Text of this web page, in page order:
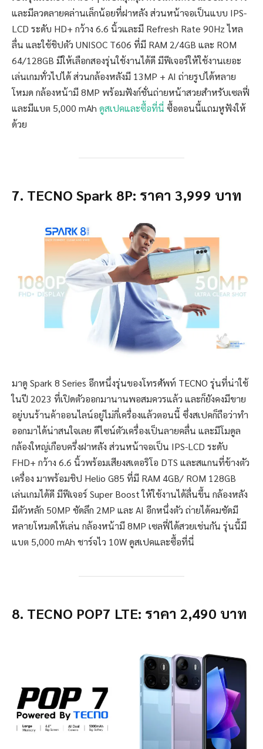
และมีลวดลายคล่านเล็กน้อยที่ฝาหลัง ส่วนหน้าจอเป็นแบบ IPS-
LCD ระดับ HD+ กว้าง 6.6 นิ้วและมี Refresh Rate 90Hz ไหล
ลื่น และใช้ชิปตัว UNISOC T606 ที่มี RAM 2/4GB และ ROM
64/128GB มีให้เลือกสองรุ่นใช้งานได้ดี มีฟีเจอร์ให้ใช้งานเยอะ
เล่นเกมทั่วไปได้ ส่วนกล้องหลังมี 13MP + AI ถ่ายรูปได้หลาย
โหมด กล้องหน้ามี 8MP พร้อมฟังก์ชั่นถ่ายหน้าสวยสำหรับเซลฟี่
และมีแบต 5,000 mAh ดูสเปคและซื้อที่นี่ ซื้อตอนนี้แถมหูฟังให้
ด้วย
7. TECNO Spark 8P: ราคา 3,999 บาท
มาดู Spark 8 Series อีกหนึ่งรุ่นของโทรศัพท์ TECNO รุ่นที่น่าใช้
ในปี 2023 ที่เปิดตัวออกมานานพอสมควรแล้ว และก็ยังคงมีขาย
อยู่บนร้านค้าออนไลน์อยู่ไม่กี่เครื่องแล้วตอนนี้ ซึ่งสเปคก็ถือว่าทำ
ออกมาได้น่าสนใจเลย ดีไซน์ตัวเครื่องเป็นลายคลื่น และมีโมดูล
กล้องใหญ่เกือบครึ่งฝาหลัง ส่วนหน้าจอเป็น IPS-LCD ระดับ
FHD+ กว้าง 6.6 นิ้วพร้อมเสียงสเตอริโอ DTS และสแกนที่ข้างตัว
เครื่อง มาพร้อมชิป Helio G85 ที่มี RAM 4GB/ ROM 128GB
เล่นเกมได้ดี มีฟีเจอร์ Super Boost ให้ใช้งานได้ลื่นขึ้น กล้องหลัง
มีตัวหลัก 50MP ชัดลึก 2MP และ AI อีกหนึ่งตัว ถ่ายได้คมชัดมี
หลายโหมดให้เล่น กล้องหน้ามี 8MP เซลฟี่ได้สวยเช่นกัน รุ่นนี้มี
แบต 5,000 mAh ชาร์จไว 10W ดูสเปคและซื้อที่นี่
8. TECNO POP7 LTE: ราคา 2,490 บาท